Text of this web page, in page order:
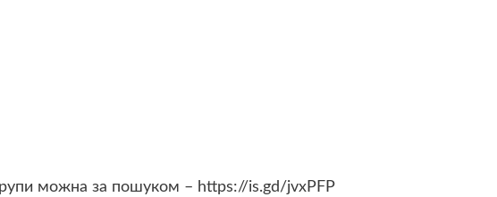
можна за пошуком – https://is.gd/jvxPFP